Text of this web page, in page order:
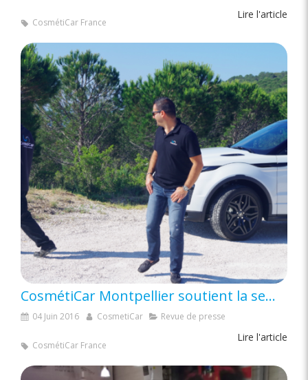
Lire l'article
CosmétiCar France
CosmétiCar Montpellier soutient la semaine du développement durable
04 Juin 2016 CosmetiCar Revue de presse
Lire l'article
CosmétiCar France